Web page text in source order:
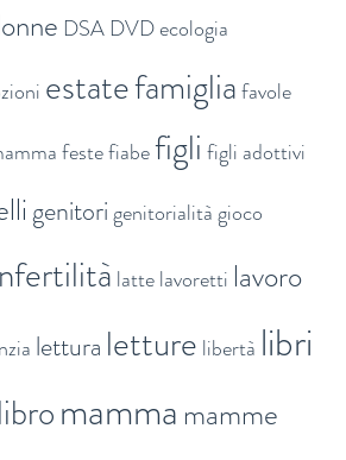
DSA DVDecologia
estatefamigliafavole
festefiabefigli figli adottivi
genitorigenitorialitàgioco
lattelavoretti lavoro
lettura letture libertà libri
libromamma mamme